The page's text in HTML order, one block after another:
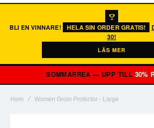
BLI EN VINNARE! HELA SIN ORDER GRATIS!
30!
LÄS MER
SOMMARREA — UPP TILL 30%
Hem Women Groin Protector - Large